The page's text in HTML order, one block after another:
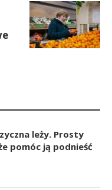
leży. Prosty
pomóc ją podnieść